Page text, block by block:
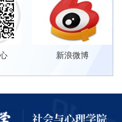
新浪微博